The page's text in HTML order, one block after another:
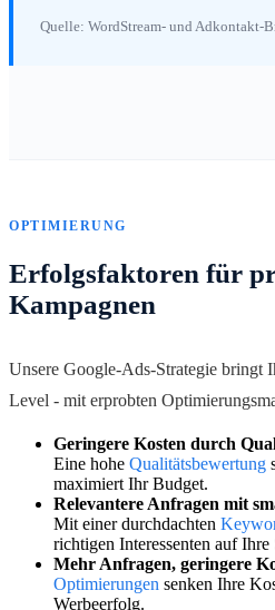
Quelle: WordStream- und Adkontakt-
OPTIMIERUNG
Erfolgsfaktoren für
Kampagnen
Unsere Google-Ads-Strategie bringt
Level - mit erprobten
Geringere Kosten durch
Eine hohe Qualitätsbewertung
maximiert Ihr Budget.
Relevantere Anfragen mit
Mit einer durchdachten
richtigen Interessenten auf Ihre
Mehr Anfragen, geringere
Optimierungen senken Ihre
Werbeerfolg.